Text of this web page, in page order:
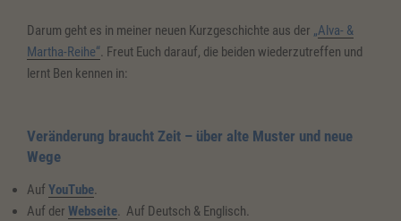
Darum geht es in meiner neuen Kurzgeschichte aus der „Alva- &
Martha-Reihe“ . Freut Euch darauf, die beiden wiederzutreffen und
lernt Ben kennen in:
Veränderung braucht Zeit – über alte Muster und neue
Wege
AufYouTube.
Auf der Webseite. Auf Deutsch & Englisch.